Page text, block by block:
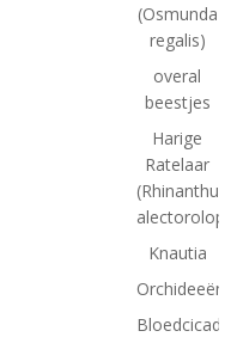
(Osmunda
regalis)
overal
beestjes
Harige
Ratelaar
(Rhinanthus
Knautia
Bloedcicade